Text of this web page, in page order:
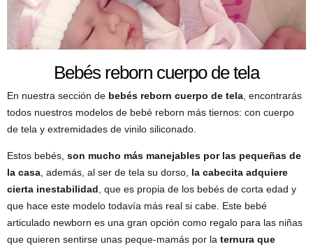
Bebés reborn cuerpo de tela
En nuestra sección de bebés reborn cuerpo de tela , encontrarás
todos nuestros modelos de bebé reborn más tiernos: con cuerpo
de tela y extremidades de vinilo siliconado.
Estos bebés, son mucho más manejables por las pequeñas de
la casa , además, al ser de tela su dorso, la cabecita adquiere
cierta inestabilidad , que es propia de los bebés de corta edad y
que hace este modelo todavía más real si cabe. Este bebé
articulado newborn es una gran opción como regalo para las niñas
que quieren sentirse unas peque-mamás por la ternura que